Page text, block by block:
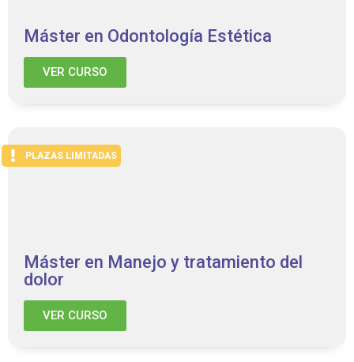
Máster en Odontología Estética
VER CURSO
PLAZAS LIMITADAS
Máster en Manejo y tratamiento del
dolor
VER CURSO